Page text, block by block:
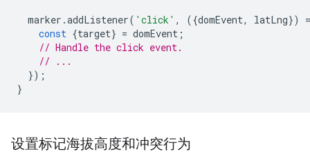
marker .addListener( 'click' , ({domEvent, latLng})
const {target} = domEvent ;
// Handle the click event.
// ...
});
}
设置标记海拔高度和冲突行为